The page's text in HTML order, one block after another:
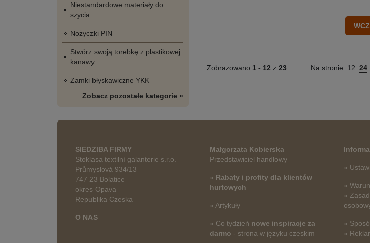
Niestandardowe materiały do
szycia
Nożyczki PIN
Stwórz swoją torebkę z plastikowej
kanawy
Zamki błyskawiczne YKK
Zobacz pozostałe kategorie »
Zobrazowano 1 - 12 z 23 Na stronie: 12 24
SIEDZIBA FIRMY
Stoklasa textilní galanterie s.r.o.
Průmyslová 934/13
747 23 Bolatice
okres Opava
Republika Czeska
O NAS
Małgorzata Kobierska
Przedstawiciel handlowy
» Rabaty i profity dla klientów
hurtowych
» Artykuły
» Co tydzień nowe inspiracje za
darmo - strona w języku czeskim
»
»
»
»
»